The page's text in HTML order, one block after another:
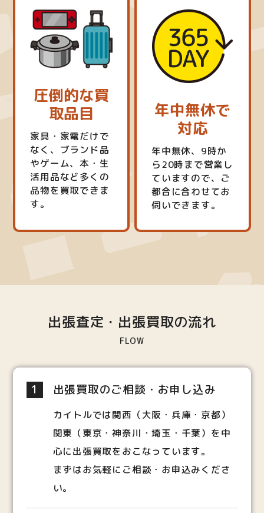
圧倒的な買
取品目
家具・家電だけで
なく、ブランド品
やゲーム、本・生
活用品など多くの
品物を買取できま
す。
年中無休で
対応
年中無休、9時か
ら20時まで営業し
ていますので、ご
都合に合わせてお
伺いできます。
出張査定・出張買取の流れ
FLOW
1 出張買取のご相談・お申し込み
カイトルでは関西（大阪・兵庫・京都）
関東（東京・神奈川・埼玉・千葉）を中
心に出張買取をおこなっています。
まずはお気軽にご相談・お申込みくださ
い。